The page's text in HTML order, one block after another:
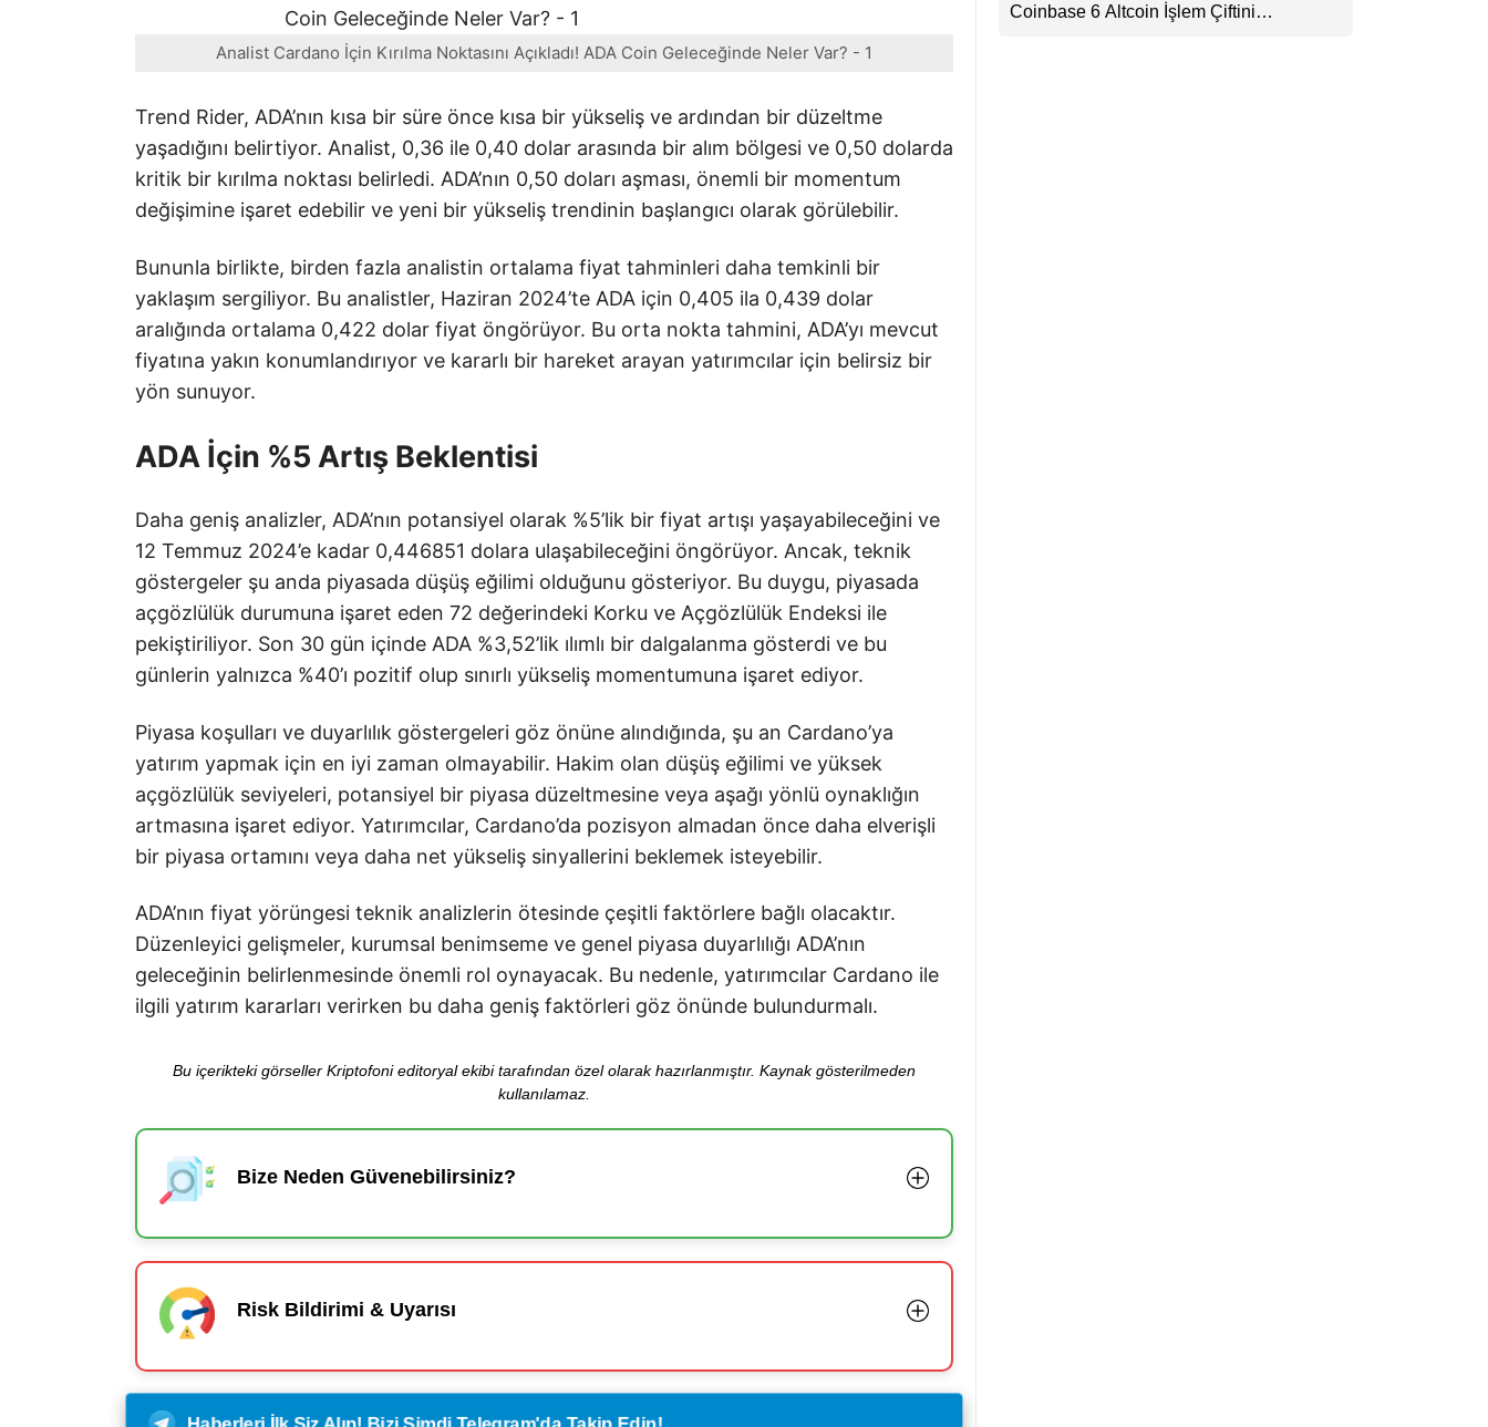
Analist Cardano İçin Kırılma Noktasını Açıkladı! ADA Coin Geleceğinde Neler Var? - 1
Trend Rider, ADA’nın kısa bir süre önce kısa bir yükseliş ve ardından bir düzeltme
yaşadığını belirtiyor. Analist, 0,36 ile 0,40 dolar arasında bir alım bölgesi ve 0,50 dolarda
kritik bir kırılma noktası belirledi. ADA’nın 0,50 doları aşması, önemli bir momentum
değişimine işaret edebilir ve yeni bir yükseliş trendinin başlangıcı olarak görülebilir.
Bununla birlikte, birden fazla analistin ortalama fiyat tahminleri daha temkinli bir
yaklaşım sergiliyor. Bu analistler, Haziran 2024’te ADA için 0,405 ila 0,439 dolar
aralığında ortalama 0,422 dolar fiyat öngörüyor. Bu orta nokta tahmini, ADA’yı mevcut
fiyatına yakın konumlandırıyor ve kararlı bir hareket arayan yatırımcılar için belirsiz bir
yön sunuyor.
ADA İçin %5 Artış Beklentisi
Daha geniş analizler, ADA’nın potansiyel olarak %5’lik bir fiyat artışı yaşayabileceğini ve
12 Temmuz 2024’e kadar 0,446851 dolara ulaşabileceğini öngörüyor. Ancak, teknik
göstergeler şu anda piyasada düşüş eğilimi olduğunu gösteriyor. Bu duygu, piyasada
açgözlülük durumuna işaret eden 72 değerindeki Korku ve Açgözlülük Endeksi ile
pekiştiriliyor. Son 30 gün içinde ADA %3,52’lik ılımlı bir dalgalanma gösterdi ve bu
günlerin yalnızca %40’ı pozitif olup sınırlı yükseliş momentumuna işaret ediyor.
Piyasa koşulları ve duyarlılık göstergeleri göz önüne alındığında, şu an Cardano’ya
yatırım yapmak için en iyi zaman olmayabilir. Hakim olan düşüş eğilimi ve yüksek
açgözlülük seviyeleri, potansiyel bir piyasa düzeltmesine veya aşağı yönlü oynaklığın
artmasına işaret ediyor. Yatırımcılar, Cardano’da pozisyon almadan önce daha elverişli
bir piyasa ortamını veya daha net yükseliş sinyallerini beklemek isteyebilir.
ADA’nın fiyat yörüngesi teknik analizlerin ötesinde çeşitli faktörlere bağlı olacaktır.
Düzenleyici gelişmeler, kurumsal benimseme ve genel piyasa duyarlılığı ADA’nın
geleceğinin belirlenmesinde önemli rol oynayacak. Bu nedenle, yatırımcılar Cardano ile
ilgili yatırım kararları verirken bu daha geniş faktörleri göz önünde bulundurmalı.
Bu içerikteki görseller Kriptofoni editoryal ekibi tarafından özel olarak hazırlanmıştır. Kaynak gösterilmeden
kullanılamaz.
Bize Neden Güvenebilirsiniz?
Risk Bildirimi & Uyarısı
Haberleri İlk Siz Alın! Bizi Şimdi Telegram'da Takip Edin!
Coinbase 6 Altcoin İşlem Çiftini